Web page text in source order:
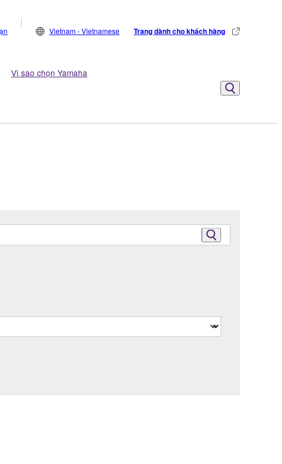
Vì sao chọn Yamaha
Vietnam - Vietnamese Trang dành cho khách hàng